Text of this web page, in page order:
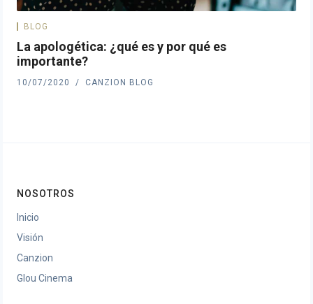
BLOG
La apologética: ¿qué es y por qué es
importante?
10/07/2020 CANZION BLOG
NOSOTROS
Inicio
Visión
Canzion
Glou Cinema